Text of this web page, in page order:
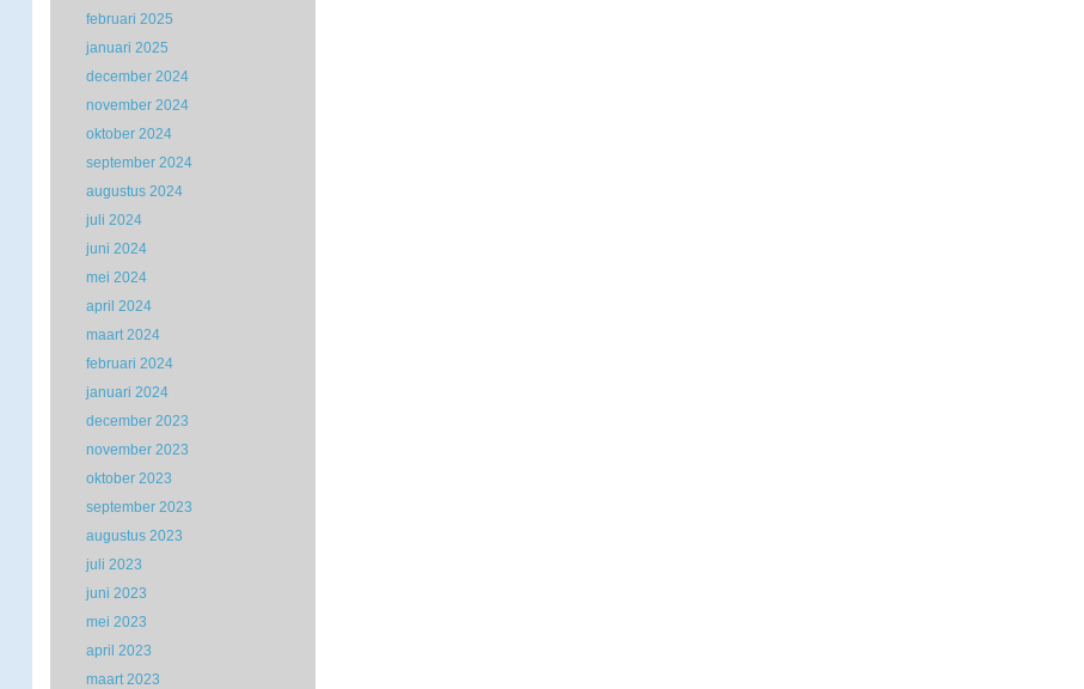
februari 2025
januari 2025
december 2024
november 2024
oktober 2024
september 2024
augustus 2024
juli 2024
juni 2024
mei 2024
april 2024
maart 2024
februari 2024
januari 2024
december 2023
november 2023
oktober 2023
september 2023
augustus 2023
juli 2023
juni 2023
mei 2023
april 2023
maart 2023